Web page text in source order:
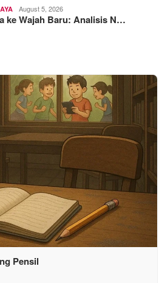
August 5, 2026
ke Wajah Baru: Analisis N…
Pensil